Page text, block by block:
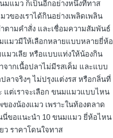
แมว ก็เป็นอีกอย่างหนึ่งที่ทาส
วของเราได้กินอย่างเพลิดเพลิน
ตามคำสั่ง และเชื่อมความสัมพันธ์
แมวมีให้เลือกหลายแบบหลายยี่ห้อ
มวเลีย หรือแบบแท่งให้น้องกิน
จากเนื้อปลาไม่มีรสเค็ม และแบบ
ลาจริงๆ ไม่ปรุงแต่งรส หรือกลิ่นที่
แต่เราจะเลือก ขนมแมวแบบไหน
งน้องแมว เพราะในท้องตลาด
ขอแนะนำ 10 ขนมแมว ยี่ห้อไหน
ว ราคาโดนใจทาส